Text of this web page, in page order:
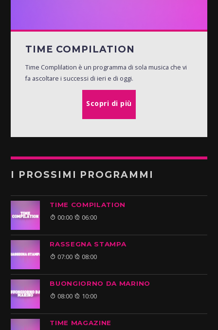
TIME COMPILATION
Time Complilation è un programma di sola musica che vi
fa ascoltare i successi di ieri e di oggi.
Scopri di più
I PROSSIMI PROGRAMMI
TIME COMPILATION
00:00 06:00
RASSEGNA STAMPA
07:00 08:00
BUONGIORNO DA MARINO
08:00 10:00
TIME MAGAZINE